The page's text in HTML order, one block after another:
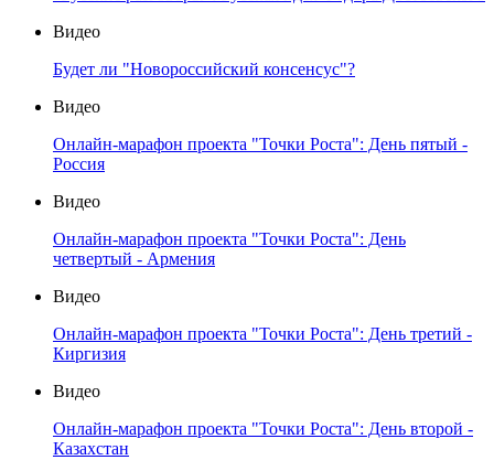
Видео
Будет ли "Новороссийский консенсус"?
Видео
Онлайн-марафон проекта "Точки Роста": День пятый -
Россия
Видео
Онлайн-марафон проекта "Точки Роста": День
четвертый - Армения
Видео
Онлайн-марафон проекта "Точки Роста": День третий -
Киргизия
Видео
Онлайн-марафон проекта "Точки Роста": День второй -
Казахстан